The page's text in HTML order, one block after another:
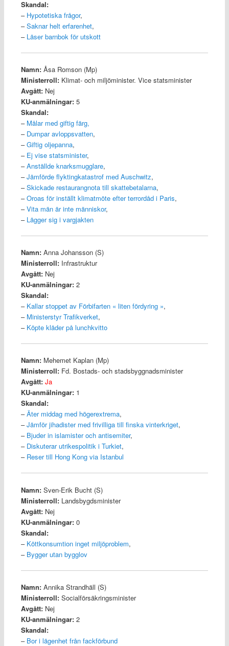
Skandal:
– Hypotetiska frågor,
–Saknar helt erfarenhet,
– Läser barnbok för utskott
Namn:Åsa Romson (Mp)
Ministerroll:Klimat- och miljöminister. Vice statsminister
Avgått:Nej
KU-anmälningar:5
Skandal:
– Målar med giftig färg,
– Dumpar avloppsvatten,
–Giftig oljepanna,
– Ej vise statsminister,
–Anställde knarksmugglare,
–Jämförde flyktingkatastrof med Auschwitz,
–Skickade restaurangnota till skattebetalarna,
–Oroas för inställt klimatmöte efter terrordåd i Paris,
–Vita män är inte människor,
– Lägger sig i vargjakten
Namn:Anna Johansson (S)
Ministerroll:Infrastruktur
Avgått:Nej
KU-anmälningar:2
Skandal:
– Kallar stoppet av Förbifarten « liten fördyring »,
– Ministerstyr Trafikverket,
– Köpte kläder på lunchkvitto
Namn:Mehemet Kaplan (Mp)
Ministerroll:Fd. Bostads- och stadsbyggnadsminister
Avgått: Ja
KU-anmälningar:1
Skandal:
–Äter middag med högerextrema,
–Jämför jihadister med frivilliga till finska vinterkriget,
– Bjuder in islamister och antisemiter,
– Diskuterar utrikespolitik i Turkiet,
– Reser till Hong Kong via Istanbul
Namn:Sven-Erik Bucht (S)
Ministerroll:Landsbygdsminister
Avgått:Nej
KU-anmälningar:0
Skandal:
– Köttkonsumtion inget miljöproblem,
– Bygger utan bygglov
Namn:Annika Strandhäll (S)
Ministerroll:Socialförsäkringsminister
Avgått:Nej
KU-anmälningar:2
Skandal:
– Bor i lägenhet från fackförbund